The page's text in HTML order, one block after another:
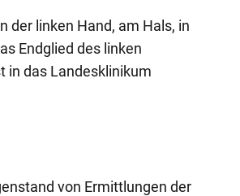
der linken Hand, am Hals, in
Endglied des linken
in das Landesklinikum
von Ermittlungen der